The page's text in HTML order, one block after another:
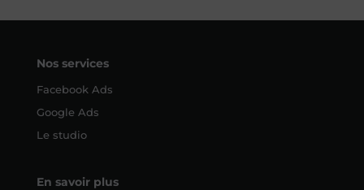
Nos services
Facebook Ads
Google Ads
Le studio
En savoir plus